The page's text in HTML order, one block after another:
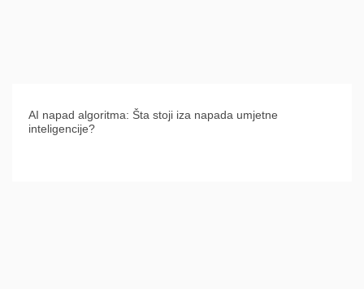
AI napad algoritma: Šta stoji iza napada umjetne
inteligencije?